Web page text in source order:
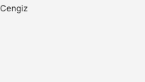
Cengiz